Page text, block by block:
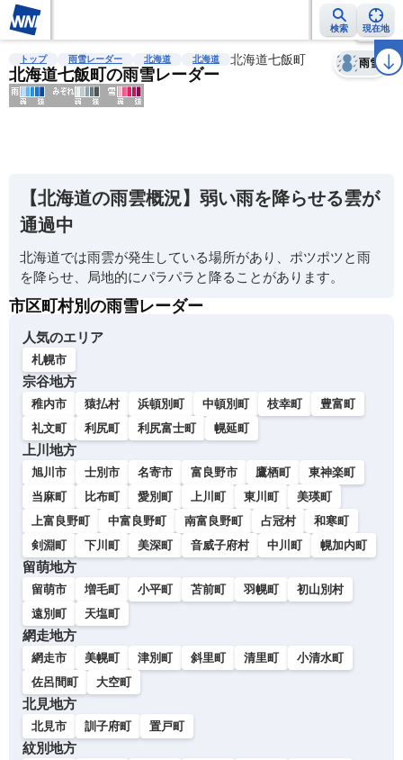
検索 現在地
雨雲レーダー 台風情報 地震情報 警報・注意報 2週間天気 ラ
トップ 雨雪レーダー 北海道 北海道 北海道七飯町
北海道七飯町の雨雪レーダー
雨雪
天気 台風
【北海道の雨雲概況】弱い雨を降らせる雲が
通過中
北海道では雨雲が発生している場所があり、ポツポツと雨
を降らせ、局地的にパラパラと降ることがあります。
市区町村別の雨雪レーダー
人気のエリア
札幌市
宗谷地方
稚内市 猿払村 浜頓別町 中頓別町 枝幸町
豊富町
礼文町
利尻町 利尻富士町 幌延町
上川地方
旭川市 士別市 名寄市 富良野市 鷹栖町
東神楽町
当麻町
比布町 愛別町 上川町 東川町
美瑛町
上富良野町
中富良野町 南富良野町 占冠村
和寒町
剣淵町
下川町 美深町 音威子府村 中川町 幌加内町
留萌地方
留萌市 増毛町 小平町 苫前町 羽幌町
初山別村
遠別町
天塩町
網走地方
網走市 美幌町 津別町 斜里町 清里町
小清水町
佐呂間町
大空町
北見地方
北見市 訓子府町 置戸町
紋別地方